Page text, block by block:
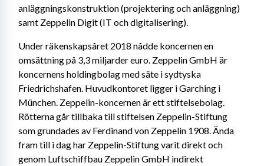
anläggningskonstruktion (projektering och anläggning)
samt Zeppelin Digit (IT och digitalisering).
Under räkenskapsåret 2018 nådde koncernen en
omsättning på 3,3 miljarder euro. Zeppelin GmbH är
koncernens holdingbolag med säte i sydtyska
Friedrichshafen. Huvudkontoret ligger i Garching i
München. Zeppelin-koncernen är ett stiftelsebolag.
Rötterna går tillbaka till stiftelsen Zeppelin-Stiftung
som grundades av Ferdinand von Zeppelin 1908. Ända
fram till i dag har Zeppelin-Stiftung varit direkt och
genom Luftschiffbau Zeppelin GmbH indirekt